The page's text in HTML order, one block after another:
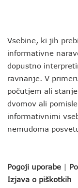
Vsebine, ki jih
informativne
dopustno
ravnanje. V
počutjem ali
dvomov ali
informativnimi
nemudoma
Pogoji uporabe |
Izjava o piškotkih